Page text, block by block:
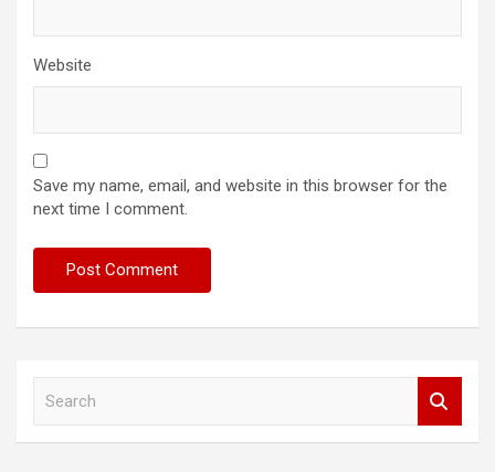
Website
Save my name, email, and website in this browser for the
next time I comment.